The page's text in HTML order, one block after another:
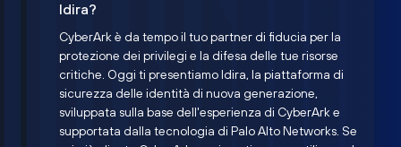
Idira?
CyberArk è da tempo il tuo partner di fiducia per la
protezione dei privilegi e la difesa delle tue risorse
critiche. Oggi ti presentiamo Idira, la piattaforma di
sicurezza delle identità di nuova generazione,
sviluppata sulla base dell'esperienza di CyberArk e
supportata dalla tecnologia di Palo Alto Networks. Se